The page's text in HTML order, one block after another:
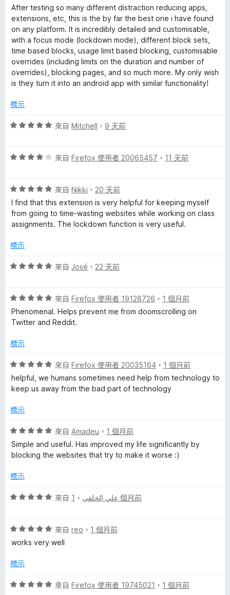
，
滿
分
5
分
價
5
分
，
滿
分
5
分
After testing so many different distraction reducing apps,
extensions, etc, this is the by far the best one i have found
on any platform. It is incredibly detailed and customisable,
with a focus mode (lockdown mode), different block sets,
time based blocks, usage limit based blocking, customisable
overrides (including limits on the duration and number of
overrides), blocking pages, and so much more. My only wish
is they turn it into an android app with similar functionality!
標示
評
分
分
5
分
來自 Mitchell ， 9 天前
評
分
，
滿
分
分
來自 Firefox 使用者 20065457 ， 11 天前
評
價
5
分
滿
5
來自 Nikki ， 20 天前
I find that this extension is very helpful for keeping myself
from going to time-wasting websites while working on class
assignments. The lockdown function is very useful.
標示
評
分
，
滿
5
來自 José ， 22 天前
評
價
5
，
分
5
分
來自 Firefox 使用者 19128726 ， 1 個月前
Phenomenal. Helps prevent me from doomscrolling on
Twitter and Reddit.
標示
評
價
5
，
分
5
分
來自 Firefox 使用者 20035164 ， 1 個月前
helpful, we humans sometimes need help from technology to
keep us away from the bad part of technology
標示
評
價
5
，
分
來自 Amadeu ， 1 個月前
Simple and useful. Has improved my life significantly by
blocking the websites that try to make it worse :)
標示
評
分
，
分
分
來自 علي الخلقي ， 1 個月前
評
價
分
滿
來自 reo ， 1 個月前
works very well
標示
評
來自 Firefox 使用者 19745021 ， 1 個月前